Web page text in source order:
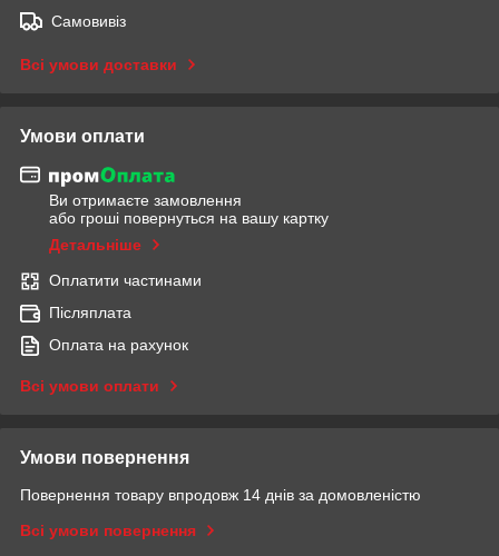
Самовивіз
Всі умови доставки
Умови оплати
Ви отримаєте замовлення
або гроші повернуться на вашу картку
Детальніше
Оплатити частинами
Післяплата
Оплата на рахунок
Всі умови оплати
Умови повернення
Повернення товару впродовж 14 днів за домовленістю
Всі умови повернення